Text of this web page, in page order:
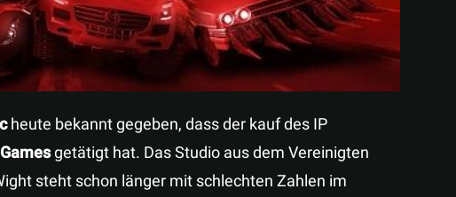
Teilen
heute bekannt gegeben, dass der kauf des IP
getätigt hat. Das Studio aus dem Vereinigten
steht schon länger mit schlechten Zahlen im